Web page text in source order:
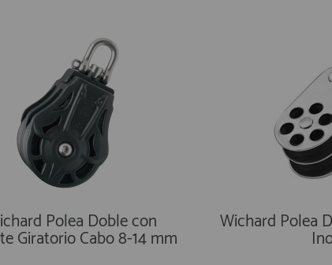
Polea Doble con
Giratorio Cabo 8-14 mm
Wichard Polea